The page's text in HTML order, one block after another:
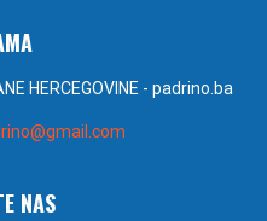
HERCEGOVINE - padrino.ba
NAS